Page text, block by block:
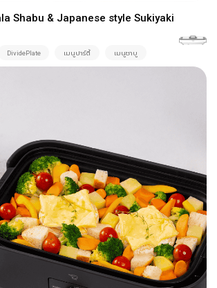
Shabu & Japanese style Sukiyaki
DividePlate เมนูปาร์ตี้ เมนูชาบู